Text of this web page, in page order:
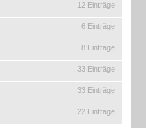
12 Einträge
6 Einträge
8 Einträge
33 Einträge
33 Einträge
22 Einträge